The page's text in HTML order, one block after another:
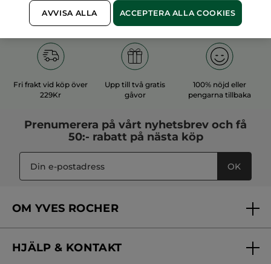
Fri frakt vid köp över
229Kr
Upp till två gratis
gåvor
100% nöjd eller
pengarna tillbaka
Prenumerera på vårt nyhetsbrev och få
50:- rabatt på nästa köp
OK
OM YVES ROCHER
Vårt engagemang
HJÄLP & KONTAKT
AVVISA ALLA ACCEPTERA ALLA COOKIES